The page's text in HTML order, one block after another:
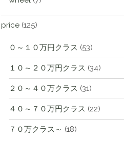
price (125)
０～１０万円クラス (53)
１０～２０万円クラス (34)
２０～４０万クラス (31)
４０～７０万円クラス (22)
７０万クラス～ (18)